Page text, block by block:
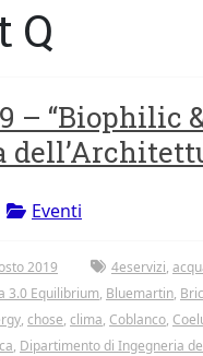
Q
– “Biophilic
Eventi
2019 4eservizi,
3.0 Equilibrium, Bluemartin,
, chose, clima, Coblanco,
, Dipartimento di Ingegneria